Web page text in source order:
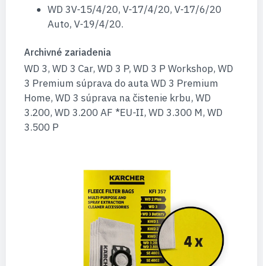
WD 3V-15/4/20, V-17/4/20, V-17/6/20
Auto, V-19/4/20.
Archivné zariadenia
WD 3, WD 3 Car, WD 3 P, WD 3 P Workshop, WD
3 Premium súprava do auta WD 3 Premium
Home, WD 3 súprava na čistenie krbu, WD
3.200, WD 3.200 AF *EU-II, WD 3.300 M, WD
3.500 P